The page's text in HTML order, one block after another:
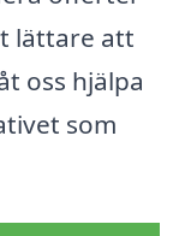
lättare att
oss hjälpa
som